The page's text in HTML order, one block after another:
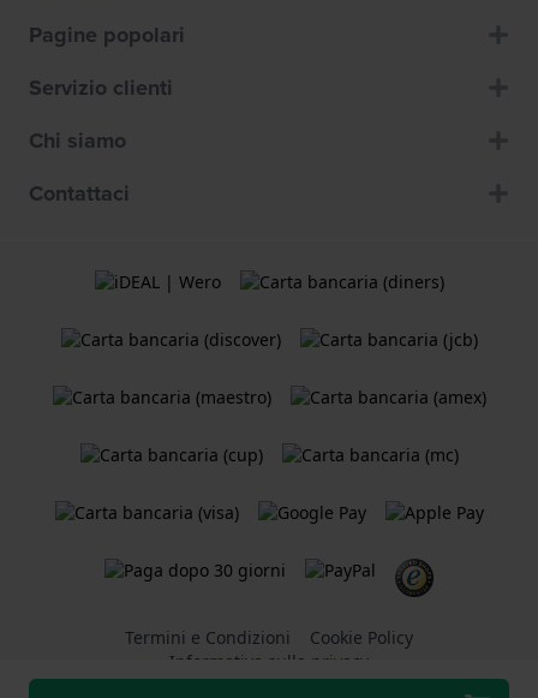
Pagine popolari
Servizio clienti
Chi siamo
Contattaci
Termini e Condizioni
Cookie Policy
Informativa sulla privacy